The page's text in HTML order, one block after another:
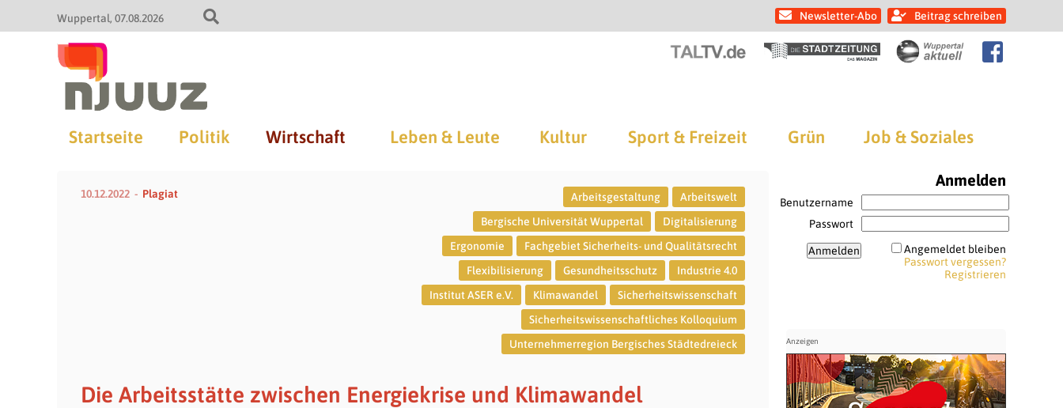
Wuppertal 07.08.2026 Newsletter-Abo Beitrag schreiben
Startseite Politik Wirtschaft Leben & Leute Kultur Sport & Freizeit Grün Job & Soziales
10.12.2022 Plagiat Arbeitsgestaltung
Arbeitswelt
Bergische Universität Wuppertal
Digitalisierung
Ergonomie
Fachgebiet Sicherheits- und Qualitätsrecht
Flexibilisierung
Gesundheitsschutz
Industrie 4.0
Institut ASER e.V.
Klimawandel
Sicherheitswissenschaft
Sicherheitswissenschaftliches Kolloquium
Unternehmerregion Bergisches Städtedreieck
Die Arbeitsstätte zwischen Energiekrise und Klimawandel
Anmelden
Benutzername
Passwort
Angemeldet bleiben
Passwort vergessen?
Registrieren